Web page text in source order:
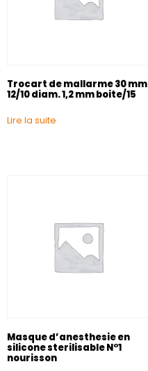
Trocart de mallarme 30 mm
12/10 diam. 1,2 mm boite/15
Lire la suite
Masque d’anesthesie en
silicone sterilisable N°1
nourisson